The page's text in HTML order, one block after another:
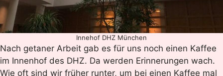
Innehof DHZ München
Nach getaner Arbeit gab es für uns noch einen Kaffee
im Innenhof des DHZ. Da werden Erinnerungen wach.
Wie oft sind wir früher runter, um bei einen Kaffee mal